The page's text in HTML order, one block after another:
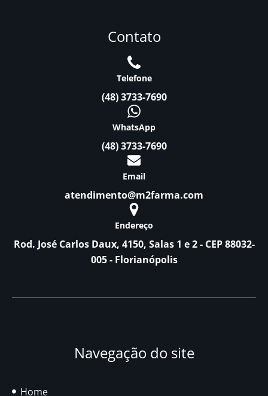
Contato
Telefone
(48) 3733-7690
WhatsApp
(48) 3733-7690
Email
atendimento@m2farma.com
Endereço
Rod. José Carlos Daux, 4150, Salas 1 e 2 - CEP 88032-
005 - Florianópolis
Navegação do site
Home